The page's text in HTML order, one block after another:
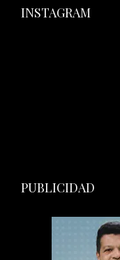
INSTAGRAM
PUBLICIDAD